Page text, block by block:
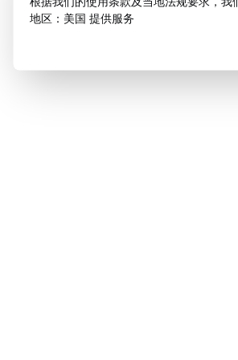
地区：美国 提供服务